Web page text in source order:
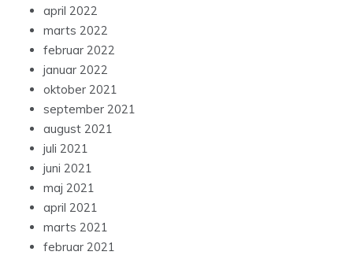
april 2022
marts 2022
februar 2022
januar 2022
oktober 2021
september 2021
august 2021
juli 2021
juni 2021
maj 2021
april 2021
marts 2021
februar 2021